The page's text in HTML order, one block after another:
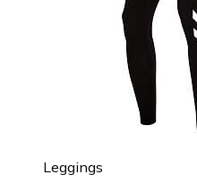
Leggings